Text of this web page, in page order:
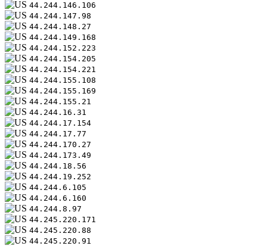
44.244.146.106
44.244.147.98
44.244.148.27
44.244.149.168
44.244.152.223
44.244.154.205
44.244.154.221
44.244.155.108
44.244.155.169
44.244.155.21
44.244.16.31
44.244.17.154
44.244.17.77
44.244.170.27
44.244.173.49
44.244.18.56
44.244.19.252
44.244.6.105
44.244.6.160
44.244.8.97
44.245.220.171
44.245.220.88
44.245.220.91